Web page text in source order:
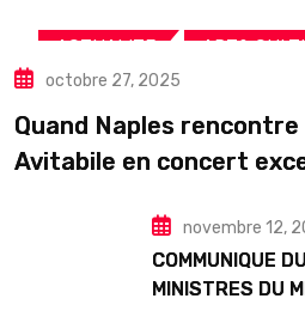
ACTUALITE ART&
TOURISME
octobre 27, 2025
Quand Naples rencontre
Avitabile en concert
novembre 12,
COMMUNIQUE
MINISTRES DU